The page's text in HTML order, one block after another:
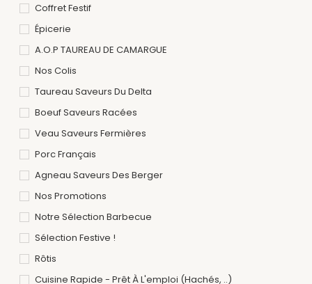
Coffret Festif
Épicerie
A.O.P TAUREAU DE CAMARGUE
Nos Colis
Taureau Saveurs Du Delta
Boeuf Saveurs Racées
Veau Saveurs Fermières
Porc Français
Agneau Saveurs Des Berger
Nos Promotions
Notre Sélection Barbecue
Sélection Festive !
Rôtis
Cuisine Rapide - Prêt À L'emploi (hachés, ..)